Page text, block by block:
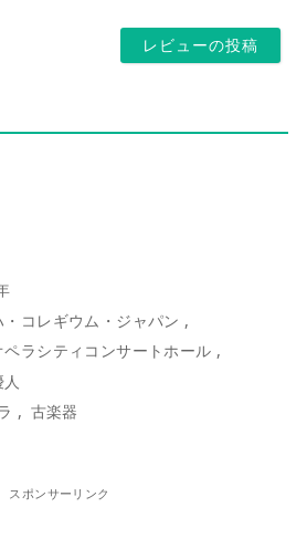
・コレギウム・ジャパン
ペラシティコンサートホール
古楽器
スポンサーリンク